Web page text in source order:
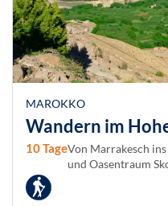
MAROKKO
Wandern im
10 TageVon Marrakesch
und Oasentraum